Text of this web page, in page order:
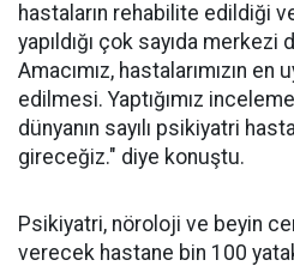
hastaların rehabilite edildiği
yapıldığı çok sayıda merkezi
Amacımız, hastalarımızın
edilmesi. Yaptığımız
dünyanın sayılı psikiyatri
gireceğiz." diye konuştu.
Psikiyatri, nöroloji ve beyin
verecek hastane bin 100